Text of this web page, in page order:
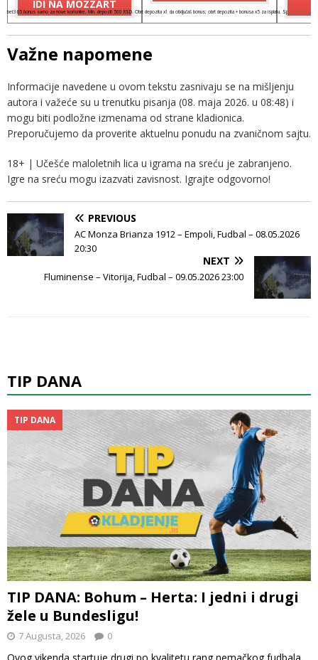
IDI NA MOZZART
bet365 bonus samo za nove korisnike. Min. depozit 500 RSD. Obrt depozita x1 da otključaš bonus; obrt depozita + bonusa x5 za isplatu. Spinovi važe 7
Važne napomene
Informacije navedene u ovom tekstu zasnivaju se na mišljenju
autora i važeće su u trenutku pisanja (08. maja 2026. u 08:48) i
mogu biti podložne izmenama od strane kladionica.
Preporučujemo da proverite aktuelnu ponudu na zvaničnom sajtu.
18+ | Učešće maloletnih lica u igrama na sreću je zabranjeno.
Igre na sreću mogu izazvati zavisnost. Igrajte odgovorno!
PREVIOUS
AC Monza Brianza 1912 – Empoli, Fudbal – 08.05.2026
20:30
NEXT
Fluminense – Vitorija, Fudbal – 09.05.2026 23:00
TIP DANA
TIP DANA
TIP DANA: Bohum – Herta: I jedni i drugi
žele u Bundesligu!
7 Augusta, 2026 0